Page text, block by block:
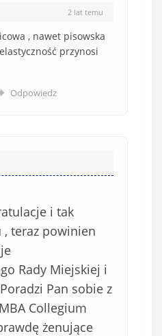
2 lat temu
, nawet pisowska
przynosi
Odpowiedz
i tak
teraz powinien
Rady Miejskiej i
Pan sobie z
Collegium
żenujące